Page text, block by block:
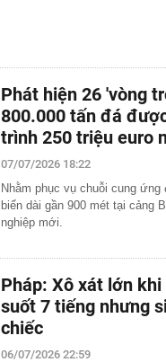
Phát hiện 26 'vòng
800.000 tấn đá
trình 250 triệu euro
07/07/2026 18:22
Nhằm phục vụ chuỗi cung
biển dài gần 900 mét tại cảng
nghiệp mới.
Pháp: Xô xát lớn
suốt 7 tiếng nhưng
chiếc
06/07/2026 22:59